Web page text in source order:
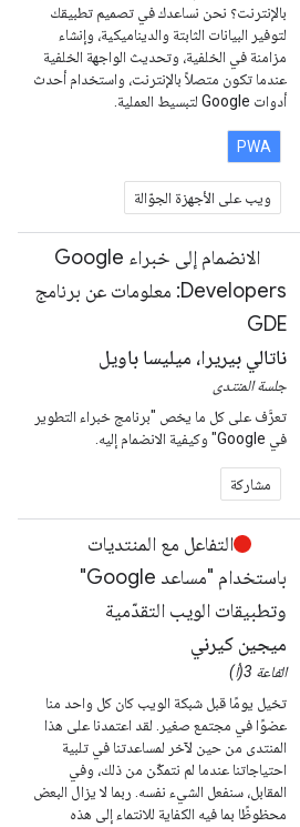
بالإنترنت؟ نحن نساعدك في تصميم تطبيقك
لتوفير البيانات الثابتة والديناميكية، وإنشاء
مزامنة في الخلفية، وتحديث الواجهة الخلفية
عندما تكون متصلاً بالإنترنت، واستخدام أحدث
أدوات Google لتبسيط العملية.
PWA
ويب على الأجهزة الجوّالة
الانضمام إلى خبراء Google
Developers: معلومات عن برنامج
GDE
ناتالي بيريرا، ميليسا باويل
جلسة المنتدى
تعرَّف على كل ما يخص "برنامج خبراء التطوير
في Google" وكيفية الانضمام إليه.
مشاركة
التفاعل مع المنتديات
باستخدام "مساعد Google"
وتطبيقات الويب التقدّمية
ميجين كيرني
القاعة 3(أ)
تخيل يومًا قبل شبكة الويب كان كل واحد منا
عضوًا في مجتمع صغير. لقد اعتمدنا على هذا
المنتدى من حين لآخر لمساعدتنا في تلبية
احتياجاتنا عندما لم نتمكّن من ذلك، وفي
المقابل، سنفعل الشيء نفسه. ربما لا يزال البعض
محظوظًا بما فيه الكفاية للانتماء إلى هذه